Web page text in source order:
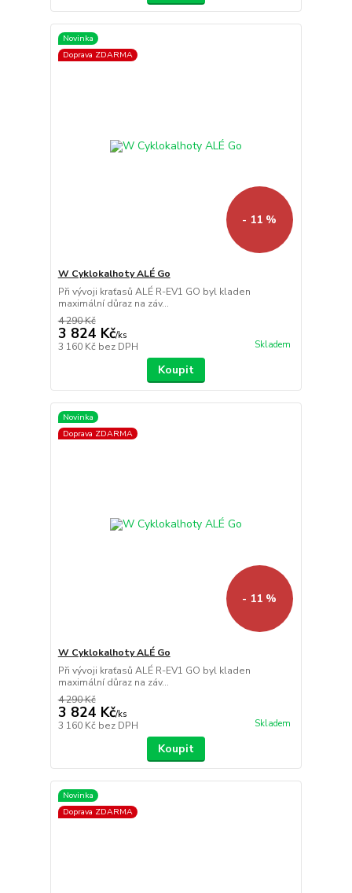
Novinka
Doprava ZDARMA
- 11 %
W Cyklokalhoty ALÉ Go
Při vývoji kraťasů ALÉ R-EV1 GO byl kladen
maximální důraz na záv...
4 290 Kč
3 824 Kč/ks
3 160 Kč bez DPH Skladem
Koupit
Novinka
Doprava ZDARMA
- 11 %
W Cyklokalhoty ALÉ Go
Při vývoji kraťasů ALÉ R-EV1 GO byl kladen
maximální důraz na záv...
4 290 Kč
3 824 Kč/ks
3 160 Kč bez DPH Skladem
Koupit
Novinka
Doprava ZDARMA